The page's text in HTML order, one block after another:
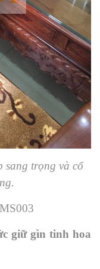
sang trọng và cổ
giữ gìn tinh hoa